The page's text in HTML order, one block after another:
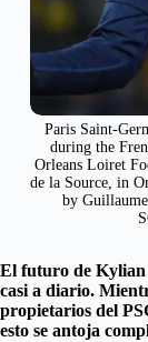
Paris Saint-
during the
Orleans Loiret
de la Source, in
by
El futuro de Kylian
casi a diario.
propietarios del
esto se antoja